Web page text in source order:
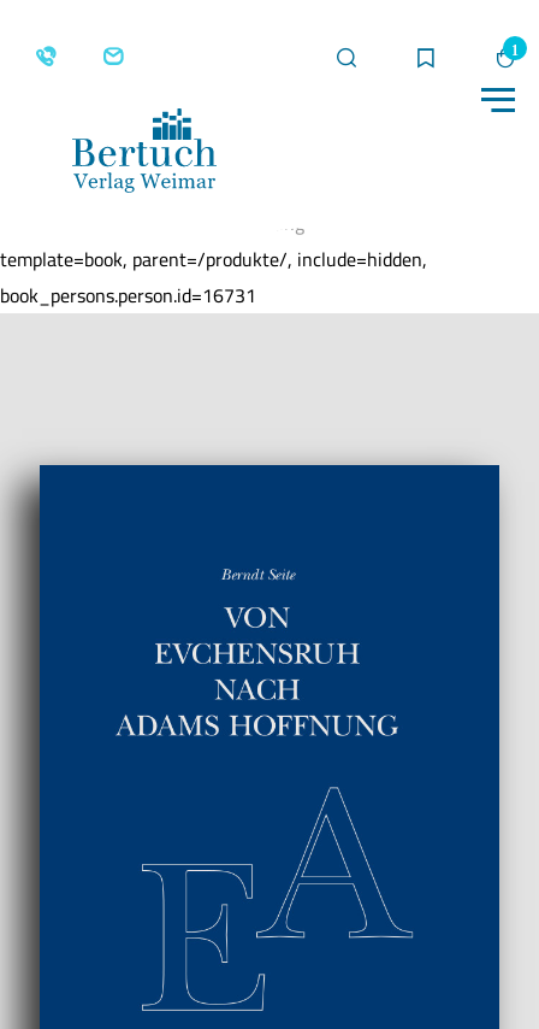
Merkliste
Home Produkte
Hoffnung
template=book, parent=/produkte/, include=hidden,
book_persons.person.id=16731